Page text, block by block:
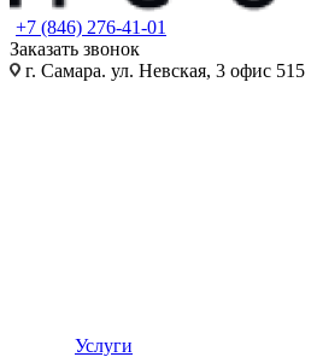
+7 (846) 276-41-01
Заказать звонок
г. Самара. ул. Невская, 3 офис 515
Услуги